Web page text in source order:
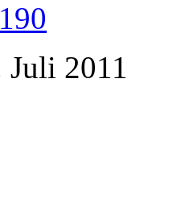
Juli 2011